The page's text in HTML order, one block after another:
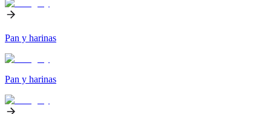
Pan y harinas
Pan y harinas